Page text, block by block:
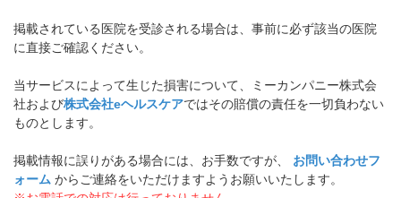
掲載されている医院を受診される場合は、事前に必ず該当の医院
に直接ご確認ください。
当サービスによって生じた損害について、ミーカンパニー株式会
社および株式会社eヘルスケアではその賠償の責任を一切負わない
ものとします。
掲載情報に誤りがある場合には、お手数ですが、
お問い合わせフ
ォーム からご連絡をいただけますようお願いいたします。